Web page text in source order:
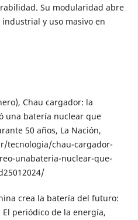
Su modularidad abre
y uso masivo en
Chau cargador: la
una batería nuclear que
50 años, La Nación,
tecnologia/chau-cargador-
unabateria-nuclear-que-
crea la batería del futuro:
periódico de la energía,